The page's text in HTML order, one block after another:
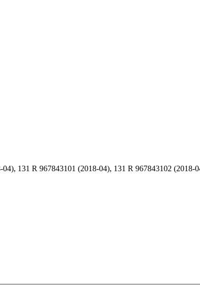
131 R 967843101 (2018-04), 131 R 967843102